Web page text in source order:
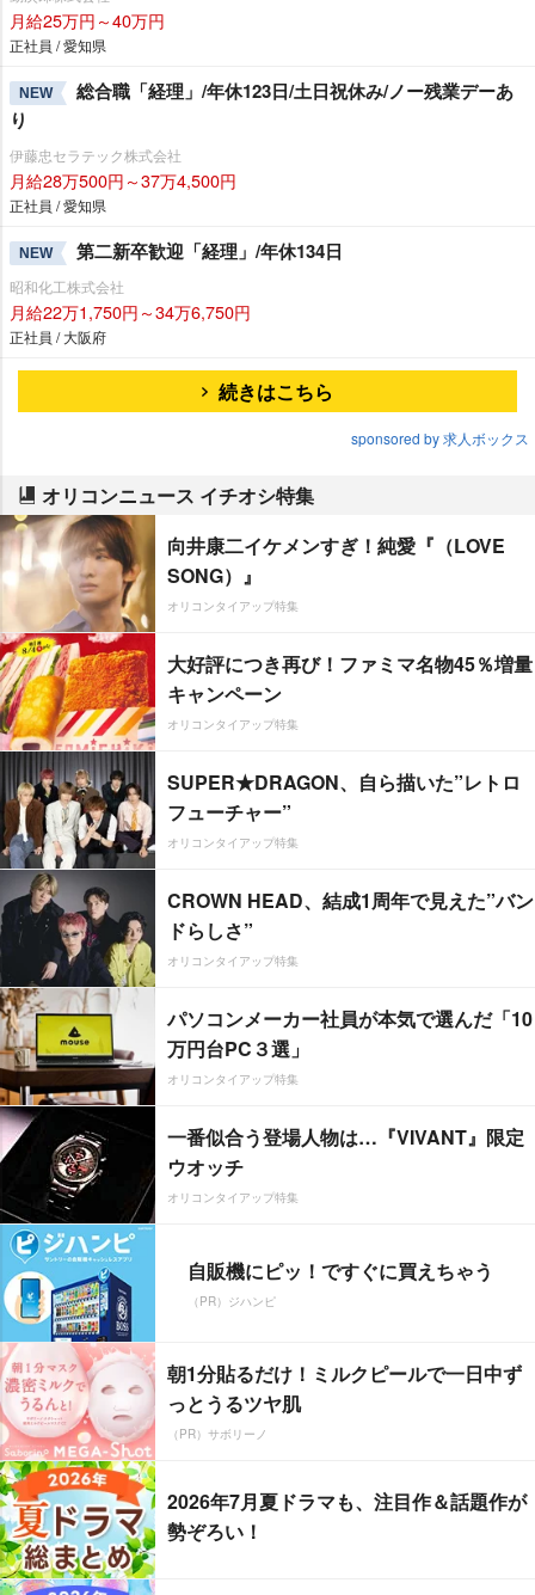
月給25万円～40万円
正社員 / 愛知県
NEW
総合職「経理」/年休123日/土日祝休み/ノー残業デーあ
り
伊藤忠セラテック株式会社
月給28万500円～37万4,500円
正社員 / 愛知県
NEW 第二新卒歓迎「経理」/年休134日
昭和化工株式会社
月給22万1,750円～34万6,750円
正社員 / 大阪府
続きはこちら
sponsored by 求人ボックス
オリコンニュース イチオシ特集
向井康二イケメンすぎ！純愛『（LOVE
SONG）』
オリコンタイアップ特集
大好評につき再び！ファミマ名物45％増量
キャンペーン
オリコンタイアップ特集
SUPER★DRAGON、自ら描いた”レトロ
フューチャー”
オリコンタイアップ特集
CROWN HEAD、結成1周年で見えた”バン
ドらしさ”
オリコンタイアップ特集
パソコンメーカー社員が本気で選んだ「10
万円台PC３選」
オリコンタイアップ特集
一番似合う登場人物は…『VIVANT』限定
ウオッチ
オリコンタイアップ特集
自販機にピッ！ですぐに買えちゃう
（PR）ジハンピ
朝1分貼るだけ！ミルクピールで一日中ず
っとうるツヤ肌
（PR）サボリーノ
2026年7月夏ドラマも、注目作＆話題作が
勢ぞろい！